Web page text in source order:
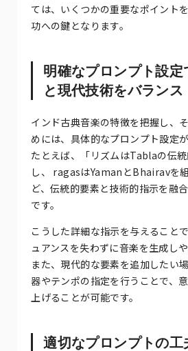
ては、いくつかの重要なポイント
功への鍵となります。
明確なプロンプト設定
と現代技術をバランス
インド古典音楽の特徴を把握し、
めには、具体的なプロンプト設定が
たとえば、「リズムはTablaの伝
し、 ragasはYamanとBhairavを
ど、伝統的要素と技術的指示を融
です。
こうした詳細な指示を与えること
ュアンスを失わずに音楽を生成しや
また、現代的な要素を追加したい
器やテンポの指定を行うことで、
上げることが可能です。
適切なプロンプトの工